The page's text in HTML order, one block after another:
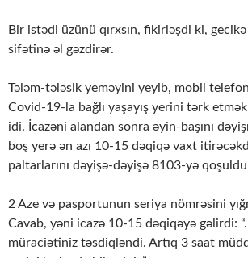
Bir istədi üzünü qırxsın, fikirləşdi ki,
sifətinə əl gəzdirər.
Tələm-tələsik yeməyini yeyib, mobil
Covid-19-la bağlı yaşayış yerini tərk
idi. İcazəni alandan sonra əyin-başını
boş yerə ən azı 10-15 dəqiqə vaxt
paltarlarını dəyişə-dəyişə 8103-yə
2 Aze və pasportunun seriya nömrəsini
Cavab, yəni icazə 10-15 dəqiqəyə gəlirdi:
müraciətiniz təsdiqləndi. Artıq 3 saat